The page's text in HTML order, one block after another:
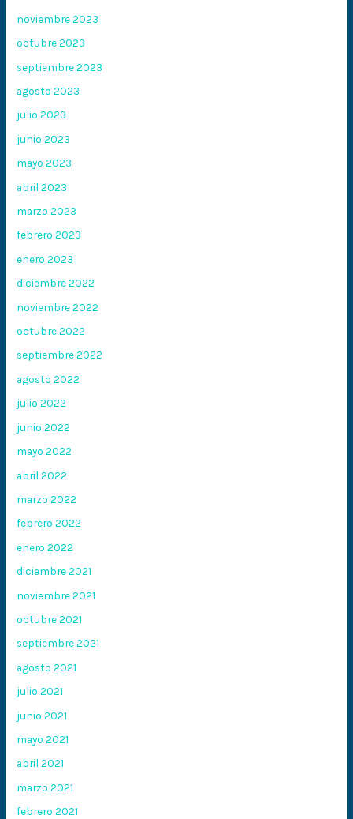
noviembre 2023
octubre 2023
septiembre 2023
agosto 2023
julio 2023
junio 2023
mayo 2023
abril 2023
marzo 2023
febrero 2023
enero 2023
diciembre 2022
noviembre 2022
octubre 2022
septiembre 2022
agosto 2022
julio 2022
junio 2022
mayo 2022
abril 2022
marzo 2022
febrero 2022
enero 2022
diciembre 2021
noviembre 2021
octubre 2021
septiembre 2021
agosto 2021
julio 2021
junio 2021
mayo 2021
abril 2021
marzo 2021
febrero 2021